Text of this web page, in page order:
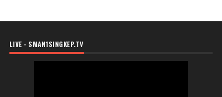
LIVE - SMAN1SINGKEP.TV